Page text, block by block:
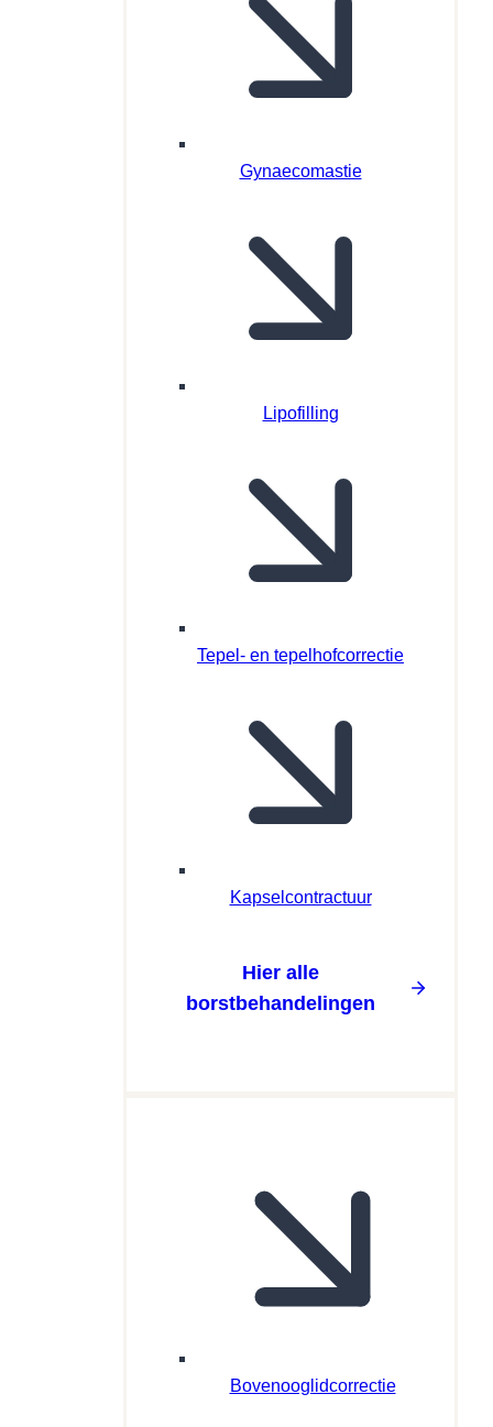
Gynaecomastie
Lipofilling
Tepel- en tepelhofcorrectie
Kapselcontractuur
Hier alle
borstbehandelingen
Bovenooglidcorrectie